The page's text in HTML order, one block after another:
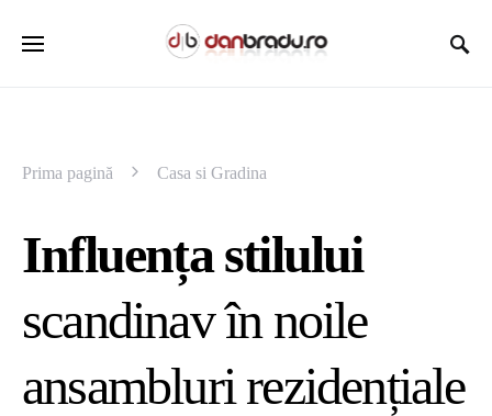
Prima pagină Casa si Gradina
Influența stilului
scandinav în noile
ansambluri rezidențiale